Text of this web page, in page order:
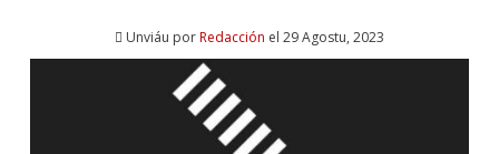
Unviáu porRedacción el 29 Agostu, 2023